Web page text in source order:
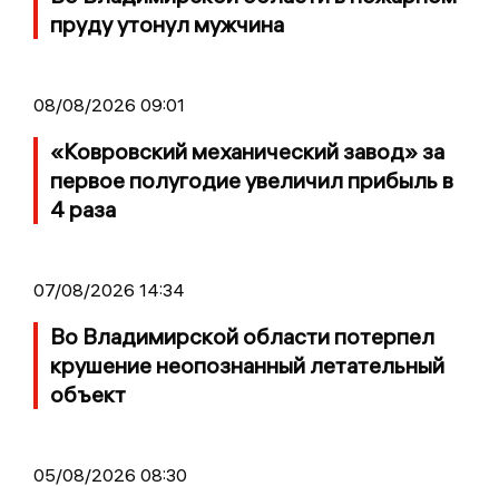
пруду утонул мужчина
08/08/2026 09:01
«Ковровский механический завод» за
первое полугодие увеличил прибыль в
4 раза
07/08/2026 14:34
Во Владимирской области потерпел
крушение неопознанный летательный
объект
05/08/2026 08:30